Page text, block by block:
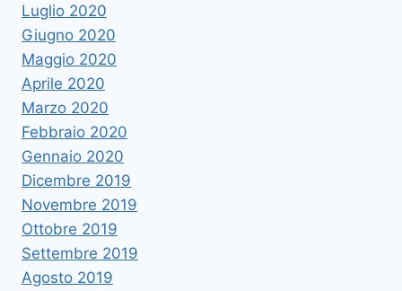
Luglio 2020
Giugno 2020
Maggio 2020
Aprile 2020
Marzo 2020
Febbraio 2020
Gennaio 2020
Dicembre 2019
Novembre 2019
Ottobre 2019
Settembre 2019
Agosto 2019